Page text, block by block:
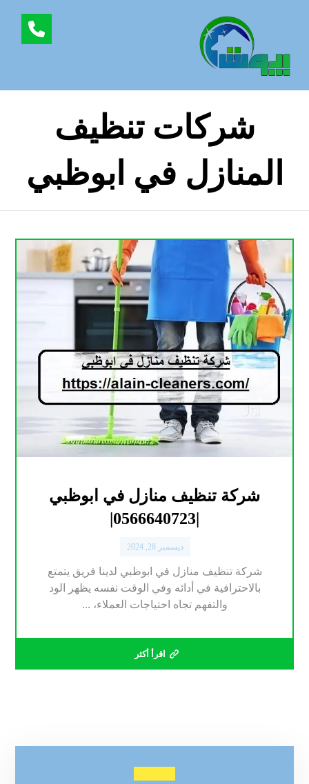
شركات تنظيف
المنازل في ابوظبي
شركة تنظيف منازل في ابوظبي
ديسمبر 28, 2024
شركة تنظيف منازل في ابوظبي لدينا فريق يتمتع
بالاحترافية في أدائه وفي الوقت نفسه يظهر الود
والتفهم تجاه احتياجات العملاء، ...
اقرأ أكثر